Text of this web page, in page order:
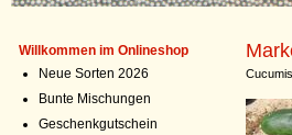
Willkommen im Onlineshop
Neue Sorten 2026
Bunte Mischungen
Geschenkgutschein